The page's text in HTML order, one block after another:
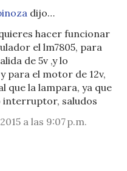
dijo…
hacer funcionar
el lm7805, para
de 5v ,y lo
para el motor de 12v,
que la lampara, ya que
interruptor, saludos
a las 9:07 p.m.